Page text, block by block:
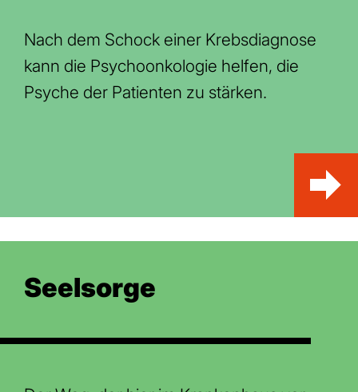
Nach dem Schock einer Krebsdiagnose
kann die Psychoonkologie helfen, die
Psyche der Patienten zu stärken.
Seelsorge